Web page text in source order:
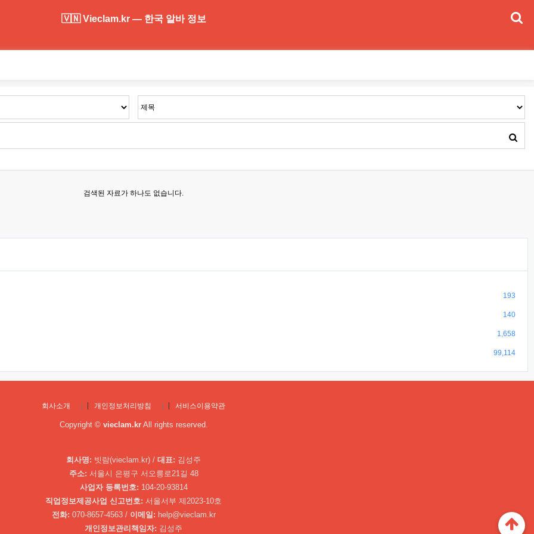
🇻🇳 Vieclam.kr — 한국 알바 정보
검색된 자료가 하나도 없습니다.
193
140
1,658
99,114
회사소개 개인정보처리방침 서비스이용약관
Copyright © vieclam.krAll rights reserved.
회사명: 빗람(vieclam.kr) / 대표: 김성주
주소: 서울시 은평구 서오릉로21길 48
사업자 등록번호: 104-20-93814
직업정보제공사업 신고번호: 서울서부 제2023-10호
전화: 070-8657-4563 / 이메일: help@vieclam.kr
개인정보관리책임자: 김성주